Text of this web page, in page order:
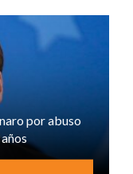
por abuso